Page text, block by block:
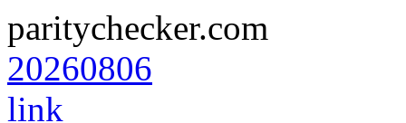
paritychecker.com
20260806
link